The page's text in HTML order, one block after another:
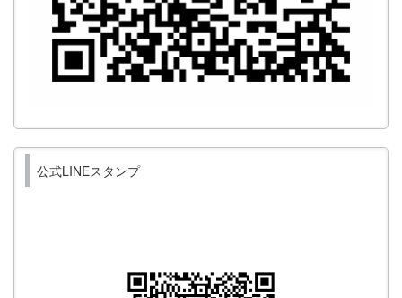
公式LINEスタンプ